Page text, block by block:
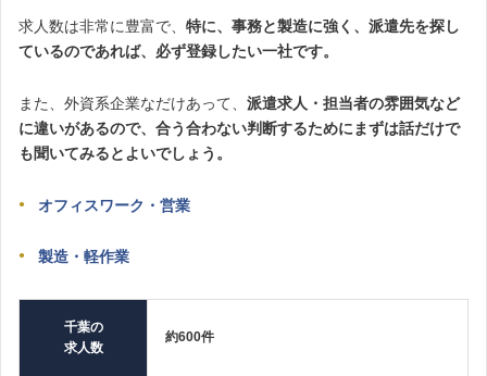
求人数は非常に豊富で、 特に、事務と製造に強く、派遣先を探し
ているのであれば、必ず登録したい一社です。
また、外資系企業なだけあって、 派遣求人・担当者の雰囲気など
に違いがあるので、合う合わない判断するためにまずは話だけで
も聞いてみるとよいでしょう。
オフィスワーク・営業
製造・軽作業
千葉の
求人数
約600件